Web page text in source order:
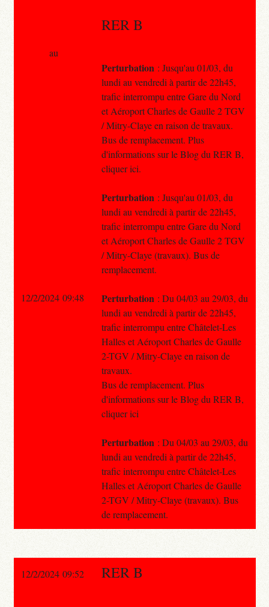
RER B
Perturbation : Jusqu'au 01/03, du
lundi au vendredi à partir de 22h45,
trafic interrompu entre Gare du Nord
et Aéroport Charles de Gaulle 2 TGV
/ Mitry-Claye en raison de travaux.
Bus de remplacement. Plus
d'informations sur le Blog du RER B,
cliquer ici.
Perturbation : Jusqu'au 01/03, du
lundi au vendredi à partir de 22h45,
trafic interrompu entre Gare du Nord
et Aéroport Charles de Gaulle 2 TGV
/ Mitry-Claye (travaux). Bus de
remplacement.
Perturbation : Du 04/03 au 29/03, du
lundi au vendredi à partir de 22h45,
trafic interrompu entre Châtelet-Les
Halles et Aéroport Charles de Gaulle
2-TGV / Mitry-Claye en raison de
travaux.
Bus de remplacement. Plus
d'informations sur le Blog du RER B,
cliquer ici
Perturbation : Du 04/03 au 29/03, du
lundi au vendredi à partir de 22h45,
trafic interrompu entre Châtelet-Les
Halles et Aéroport Charles de Gaulle
2-TGV / Mitry-Claye (travaux). Bus
de remplacement.
au
12/2/2024 09:48
12/2/2024 09:52 RER B